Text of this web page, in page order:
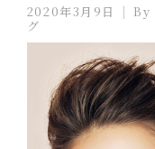
2020年3月9日 By
グ